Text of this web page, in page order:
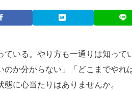
いる。やり方も一通りは知って
か分からない」「どこまでやれ
に心当たりはありませんか。